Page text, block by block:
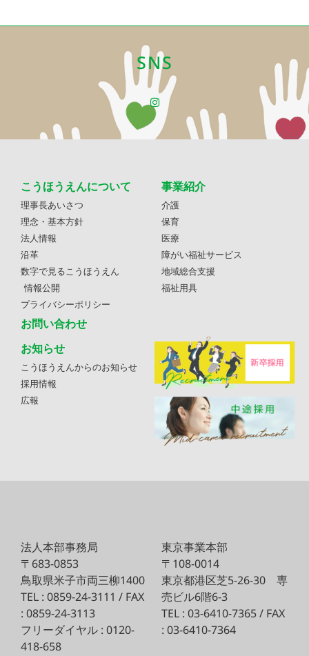
SNS
こうほうえんについて
理事長あいさつ
理念・基本方針
法人情報
沿革
数字で見るこうほうえん
情報公開
プライバシーポリシー
お問い合わせ
事業紹介
介護
保育
医療
障がい福祉サービス
地域総合支援
福祉用具
お知らせ
こうほうえんからのお知らせ
採用情報
広報
法人本部事務局
〒683-0853
鳥取県米子市両三柳1400
TEL : 0859-24-3111 / FAX
: 0859-24-3113
フリーダイヤル : 0120-
418-658
東京事業本部
〒108-0014
東京都港区芝5-26-30 専
売ビル6階6-3
TEL : 03-6410-7365 / FAX
: 03-6410-7364